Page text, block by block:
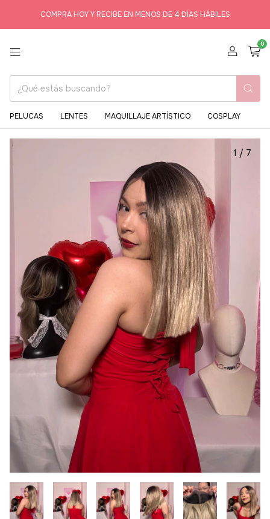
COMPRA HOY Y RECIBE EN MENOS DE 4 DÍAS HÁBILES
0
PELUCAS LENTES MAQUILLAJE ARTÍSTICO COSPLAY
1 / 7